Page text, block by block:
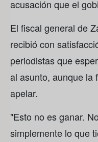
acusación que el
El fiscal general de
recibió con
periodistas que
al asunto, aunque la
apelar.
"Esto no es ganar.
simplemente lo que